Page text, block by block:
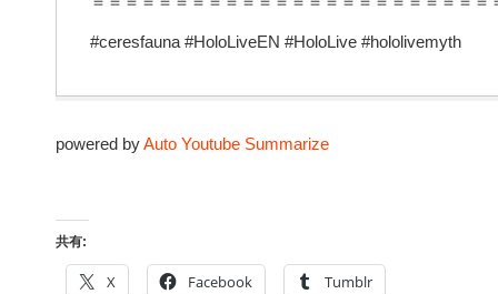
#ceresfauna #HoloLiveEN #HoloLive #hololivemyth
powered byAuto Youtube Summarize
共有:
X Facebook Tumblr